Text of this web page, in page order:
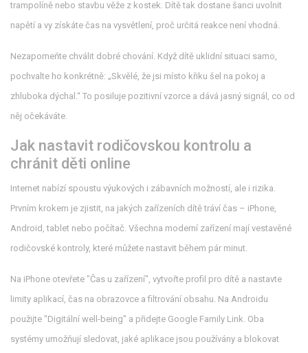
trampolíně nebo stavbu věže z kostek. Dítě tak dostane šanci uvolnit
napětí a vy získáte čas na vysvětlení, proč určitá reakce není vhodná.
Nezapomeňte chválit dobré chování. Když dítě uklidní situaci samo,
pochvalte ho konkrétně: „Skvělé, že jsi místo křiku šel na pokoj a
zhluboka dýchal.“ To posiluje pozitivní vzorce a dává jasný signál, co od
něj očekáváte.
Jak nastavit rodičovskou kontrolu a
chránit děti online
Internet nabízí spoustu výukových i zábavních možností, ale i rizika.
Prvním krokem je zjistit, na jakých zařízeních dítě tráví čas – iPhone,
Android, tablet nebo počítač. Všechna moderní zařízení mají vestavěné
rodičovské kontroly, které můžete nastavit během pár minut.
Na iPhone otevřete "Čas u zařízení", vytvořte profil pro dítě a nastavte
limity aplikací, čas na obrazovce a filtrování obsahu. Na Androidu
použijte "Digitální well-being" a přidejte Google Family Link. Oba
systémy umožňují sledovat, jaké aplikace jsou používány a blokovat